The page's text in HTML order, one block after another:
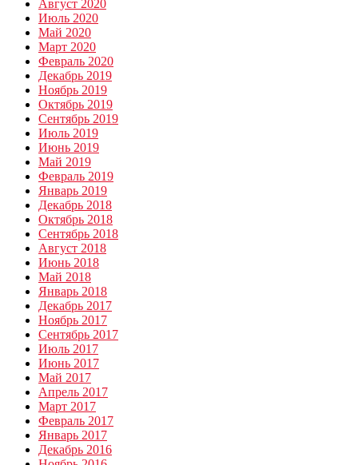
Август 2020
Июль 2020
Май 2020
Март 2020
Февраль 2020
Декабрь 2019
Ноябрь 2019
Октябрь 2019
Сентябрь 2019
Июль 2019
Июнь 2019
Май 2019
Февраль 2019
Январь 2019
Декабрь 2018
Октябрь 2018
Сентябрь 2018
Август 2018
Июнь 2018
Май 2018
Январь 2018
Декабрь 2017
Ноябрь 2017
Сентябрь 2017
Июль 2017
Июнь 2017
Май 2017
Апрель 2017
Март 2017
Февраль 2017
Январь 2017
Декабрь 2016